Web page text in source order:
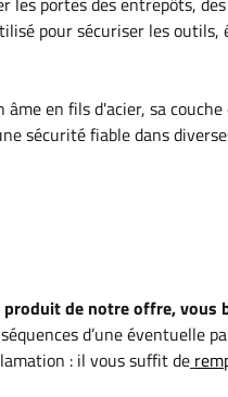
pour sécuriser les
âme en fils d'acier, sa
sécurité fiable dans
de notre offre, vous
d’une éventuelle
: il vous suffit de